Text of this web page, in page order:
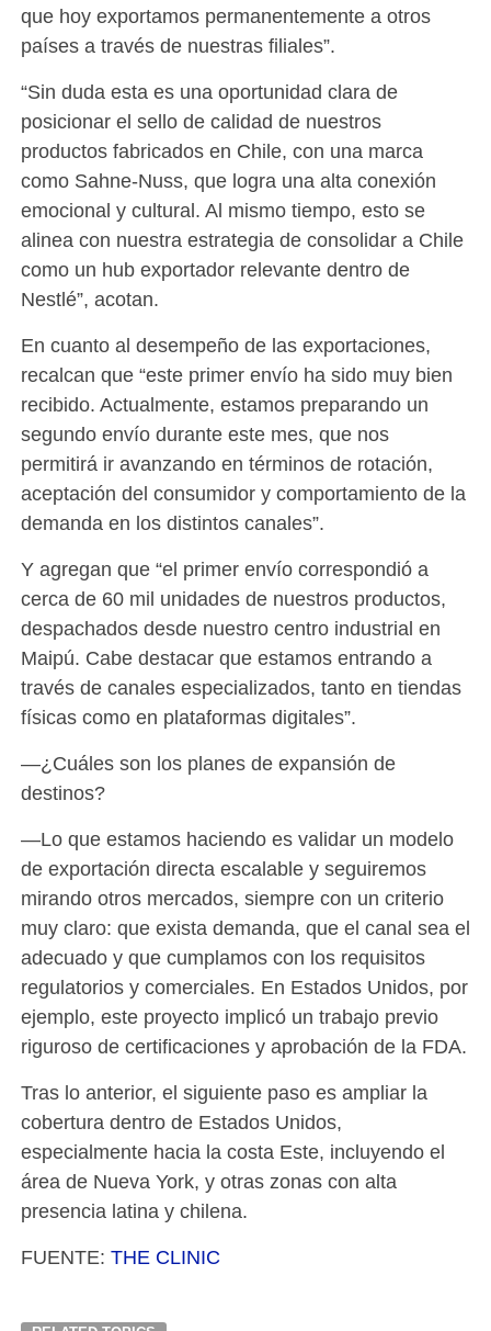
que hoy exportamos permanentemente a otros
países a través de nuestras filiales”.
“Sin duda esta es una oportunidad clara de
posicionar el sello de calidad de nuestros
productos fabricados en Chile, con una marca
como Sahne-Nuss, que logra una alta conexión
emocional y cultural. Al mismo tiempo, esto se
alinea con nuestra estrategia de consolidar a Chile
como un hub exportador relevante dentro de
Nestlé”, acotan.
En cuanto al desempeño de las exportaciones,
recalcan que “este primer envío ha sido muy bien
recibido. Actualmente, estamos preparando un
segundo envío durante este mes, que nos
permitirá ir avanzando en términos de rotación,
aceptación del consumidor y comportamiento de la
demanda en los distintos canales”.
Y agregan que “el primer envío correspondió a
cerca de 60 mil unidades de nuestros productos,
despachados desde nuestro centro industrial en
Maipú. Cabe destacar que estamos entrando a
través de canales especializados, tanto en tiendas
físicas como en plataformas digitales”.
—¿Cuáles son los planes de expansión de
destinos?
—Lo que estamos haciendo es validar un modelo
de exportación directa escalable y seguiremos
mirando otros mercados, siempre con un criterio
muy claro: que exista demanda, que el canal sea el
adecuado y que cumplamos con los requisitos
regulatorios y comerciales. En Estados Unidos, por
ejemplo, este proyecto implicó un trabajo previo
riguroso de certificaciones y aprobación de la FDA.
Tras lo anterior, el siguiente paso es ampliar la
cobertura dentro de Estados Unidos,
especialmente hacia la costa Este, incluyendo el
área de Nueva York, y otras zonas con alta
presencia latina y chilena.
FUENTE: THE CLINIC